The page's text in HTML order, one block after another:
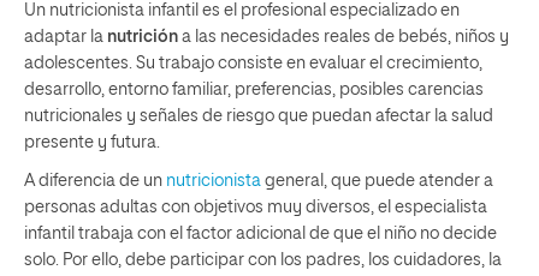
Un nutricionista infantil es el profesional especializado en
adaptar la nutrición a las necesidades reales de bebés, niños y
adolescentes. Su trabajo consiste en evaluar el crecimiento,
desarrollo, entorno familiar, preferencias, posibles carencias
nutricionales y señales de riesgo que puedan afectar la salud
presente y futura.
A diferencia de un nutricionista general, que puede atender a
personas adultas con objetivos muy diversos, el especialista
infantil trabaja con el factor adicional de que el niño no decide
solo. Por ello, debe participar con los padres, los cuidadores, la